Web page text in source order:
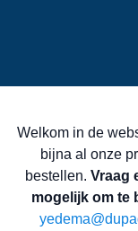
Welkom in de
bijna al onze
bestellen. Vraag
de mogelijk
naar